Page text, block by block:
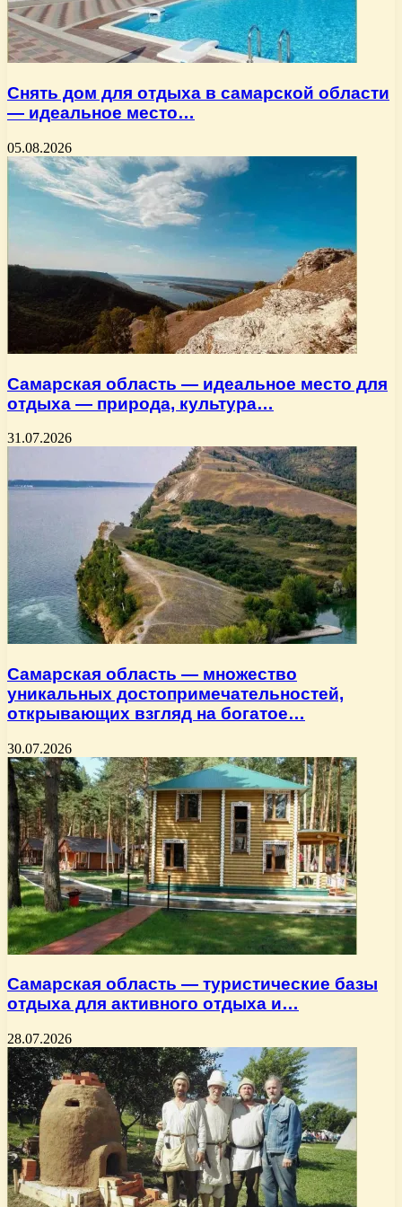
Снять дом для отдыха в самарской области
— идеальное место…
05.08.2026
Самарская область — идеальное место для
отдыха — природа, культура…
31.07.2026
Самарская область — множество
уникальных достопримечательностей,
открывающих взгляд на богатое…
30.07.2026
Самарская область — туристические базы
отдыха для активного отдыха и…
28.07.2026